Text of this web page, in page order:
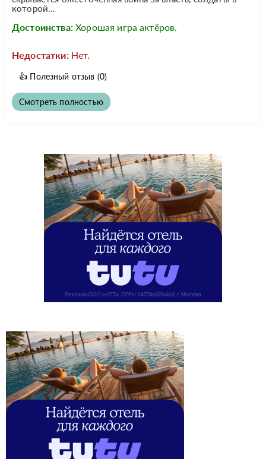
которой...
Достоинства: Хорошая игра актёров.
Недостатки: Нет.
👍 Полезный отзыв (0)
Смотреть полностью